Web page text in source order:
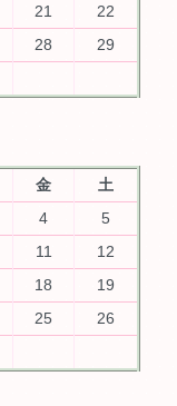
21
22
28
29
金
土
4
5
11
12
18
19
25
26